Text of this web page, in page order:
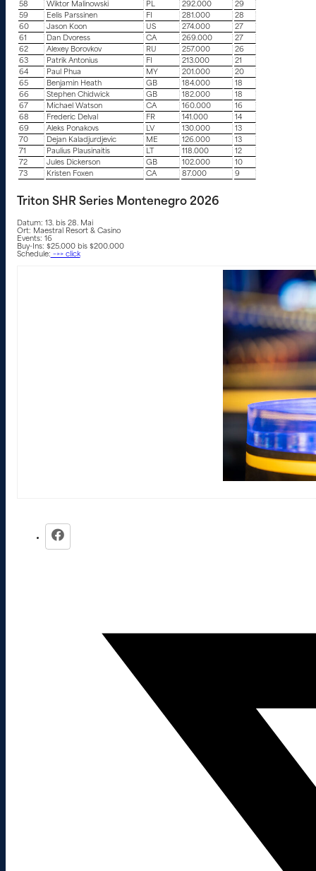
58
Wiktor Malinowski PL 292.000
29
59
Eelis Parssinen FI 281.000
28
60
Jason Koon US 274.000
27
61
Dan Dvoress CA 269.000
27
62
Alexey Borovkov RU 257.000
26
63
Patrik Antonius FI 213.000
21
64
Paul Phua MY 201.000
20
65
Benjamin Heath GB 184.000
18
66
Stephen Chidwick GB 182.000
18
67
Michael Watson CA 160.000
16
68
Frederic Delval FR 141.000
14
69
Aleks Ponakovs LV 130.000
13
70
Dejan Kaladjurdjevic ME 126.000
13
71
Paulius Plausinaitis LT 118.000
12
72
Jules Dickerson GB 102.000
10
73
Kristen Foxen CA 87.000 9
Triton SHR Series Montenegro 2026
Datum: 13. bis 28. Mai
Ort: Maestral Resort & Casino
Events: 16
Buy-Ins: $25.000 bis $200.000
Schedule: –>> click